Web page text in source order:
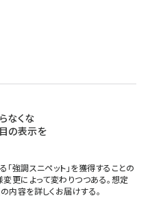
なくな
の表示を
強調スニペット」を獲得することの
更によって変わりつつある。想定
容を詳しくお届けする。